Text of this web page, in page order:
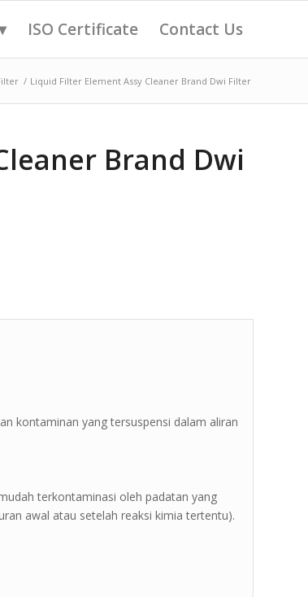
ISO Certificate Contact Us
/ Liquid Filter Element Assy Cleaner Brand Dwi Filter
Brand Dwi
kontaminan yang tersuspensi dalam aliran
terkontaminasi oleh padatan yang
awal atau setelah reaksi kimia tertentu).